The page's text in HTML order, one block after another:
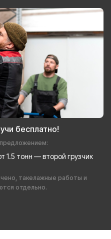
бесплатно!
1.5 тонн — второй грузчик
такелажные работы и
отдельно.